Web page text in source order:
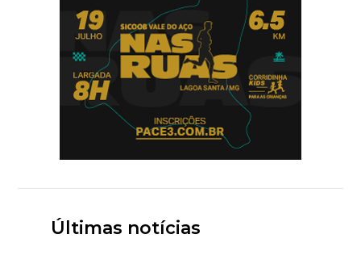
Últimas notícias